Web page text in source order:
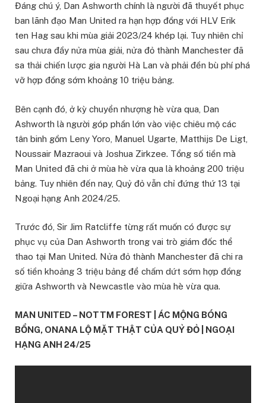
Đáng chú ý, Dan Ashworth chính là người đã thuyết phục
ban lãnh đạo Man United ra hạn hợp đồng với HLV Erik
ten Hag sau khi mùa giải 2023/24 khép lại. Tuy nhiên chỉ
sau chưa đầy nửa mùa giải, nửa đỏ thành Manchester đã
sa thải chiến lược gia người Hà Lan và phải đền bù phí phá
vỡ hợp đồng sớm khoảng 10 triệu bảng.
Bên cạnh đó, ở kỳ chuyển nhượng hè vừa qua, Dan
Ashworth là người góp phần lớn vào việc chiêu mộ các
tân binh gồm Leny Yoro, Manuel Ugarte, Matthijs De Ligt,
Noussair Mazraoui và Joshua Zirkzee. Tổng số tiền mà
Man United đã chi ở mùa hè vừa qua là khoảng 200 triệu
bảng. Tuy nhiên đến nay, Quỷ đỏ vẫn chỉ đứng thứ 13 tại
Ngoại hạng Anh 2024/25.
Trước đó, Sir Jim Ratcliffe từng rất muốn có được sự
phục vụ của Dan Ashworth trong vai trò giám đốc thể
thao tại Man United. Nửa đỏ thành Manchester đã chi ra
số tiền khoảng 3 triệu bảng để chấm dứt sớm hợp đồng
giữa Ashworth và Newcastle vào mùa hè vừa qua.
MAN UNITED – NOTTM FOREST | ÁC MỘNG BÓNG
BỔNG, ONANA LỘ MẶT THẬT CỦA QUỶ ĐỎ | NGOẠI
HẠNG ANH 24/25